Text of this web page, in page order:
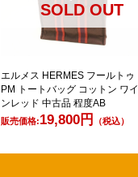
エルメス HERMES フールトゥ
PM トートバッグ コットン ワイ
ンレッド 中古品 程度AB
販売価格:19,800円 （税込）
SOLD OUT